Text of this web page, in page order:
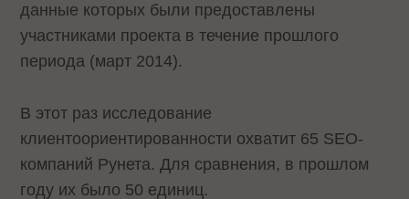
данные которых были предоставлены
участниками проекта в течение прошлого
периода (март 2014).
В этот раз исследование
клиентоориентированности охватит 65 SEO-
компаний Рунета. Для сравнения, в прошлом
году их было 50 единиц.